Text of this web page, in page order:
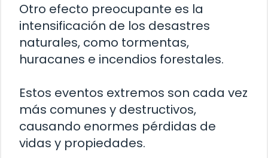
Otro efecto preocupante es la
intensificación de los desastres
naturales, como tormentas,
huracanes e incendios forestales.
Estos eventos extremos son cada vez
más comunes y destructivos,
causando enormes pérdidas de
vidas y propiedades.